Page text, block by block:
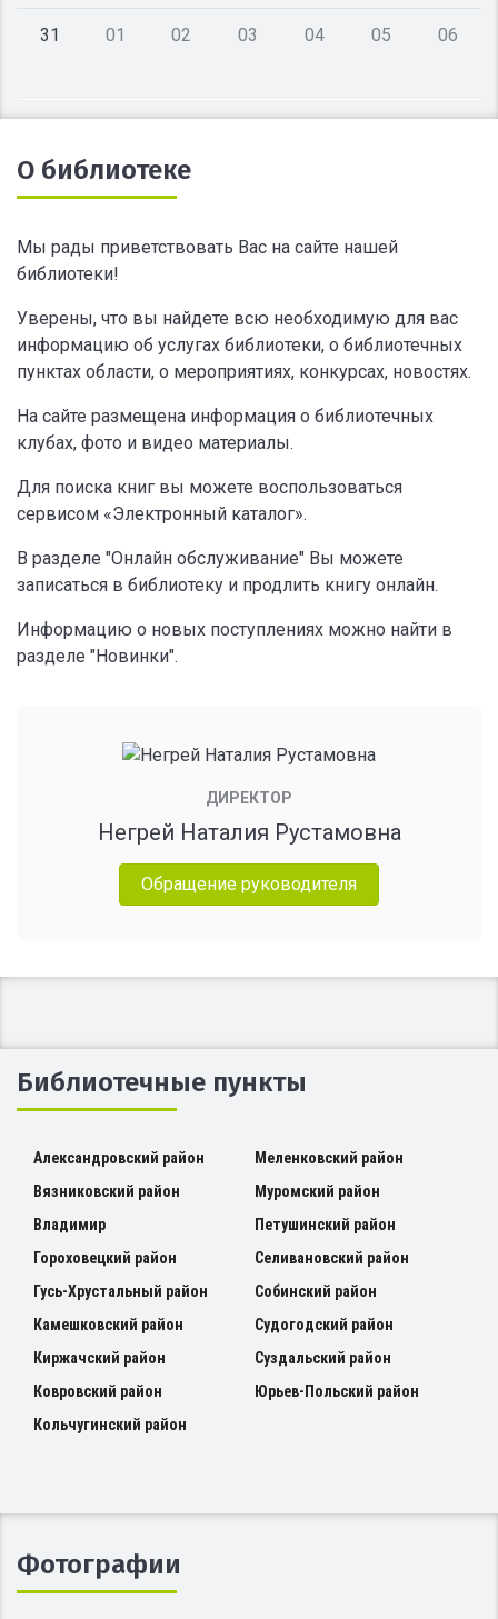
31 01 02 03 04 05 06
О библиотеке
Мы рады приветствовать Вас на сайте нашей
библиотеки!
Уверены, что вы найдете всю необходимую для вас
информацию об услугах библиотеки, о библиотечных
пунктах области, о мероприятиях, конкурсах, новостях.
На сайте размещена информация о библиотечных
клубах, фото и видео материалы.
Для поиска книг вы можете воспользоваться
сервисом «Электронный каталог».
В разделе "Онлайн обслуживание" Вы можете
записаться в библиотеку и продлить книгу онлайн.
Информацию о новых поступлениях можно найти в
разделе "Новинки".
ДИРЕКТОР
Негрей Наталия Рустамовна
Обращение руководителя
Библиотечные пункты
Александровский район
Вязниковский район
Владимир
Гороховецкий район
Гусь-Хрустальный район
Камешковский район
Киржачский район
Ковровский район
Кольчугинский район
Меленковский район
Муромский район
Петушинский район
Селивановский район
Собинский район
Судогодский район
Суздальский район
Юрьев-Польский район
Фотографии